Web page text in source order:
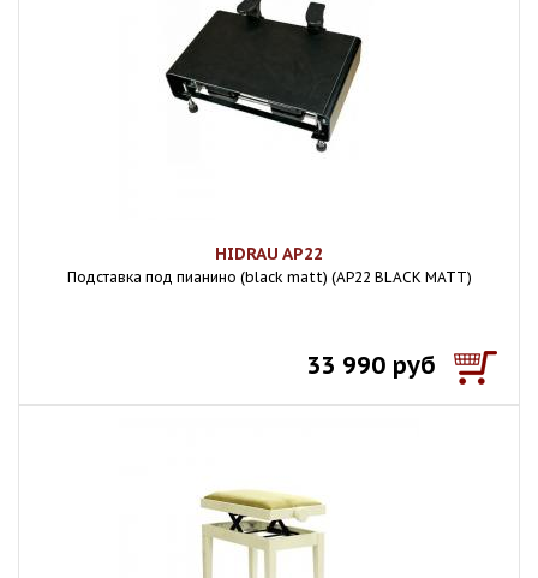
HIDRAU AP22
Подставка под пианино (black matt) (AP22 BLACK MATT)
33 990 руб